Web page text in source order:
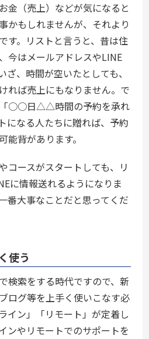
金（売上）などが気になると
かもしれませんが、それより
す。リストと言うと、昔は住
今はメールアドレスやLINE
ざ、時間が空いたとしても、
れば売上にもなりません。で
「○○日△△時間の予約を承れ
になる人たちに贈れば、予約
能背があります。
コースがスタートしても、リ
に情報送れるようになりま
番大事なことだと思ってくだ
使う
検索をする時代ですので、新
ログ等を上手く使いこなす必
イン」「リモート」が定着し
ンやリモートでのサポートを